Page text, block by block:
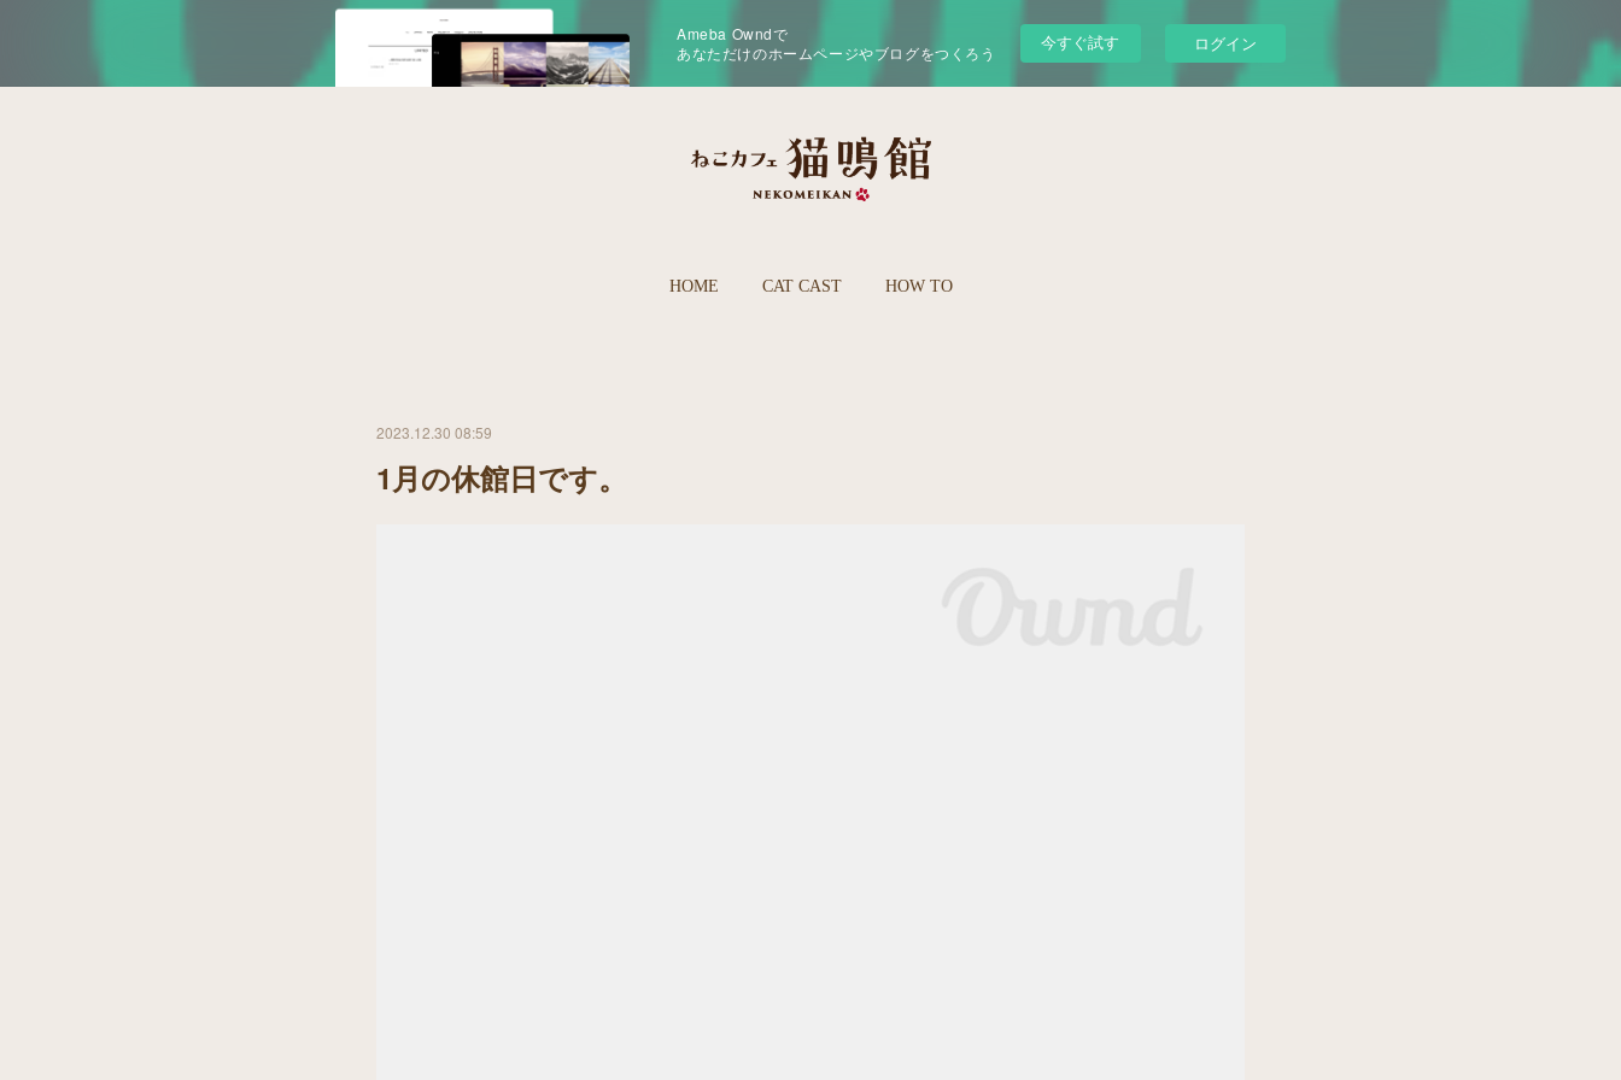
Ameba Owndで
あなただけのホームページやブログをつくろう
今すぐ試す ログイン
HOME CAT CAST HOW TO
2023.12.30 08:59
1月の休館日です。